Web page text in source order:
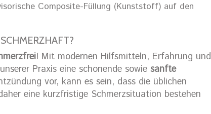
Composite-Füllung (Kunststoff) auf den
! Mit modernen Hilfsmitteln, Erfahrung und
Praxis eine schonende sowie sanfte
vor, kann es sein, dass die üblichen
eine kurzfristige Schmerzsituation bestehen